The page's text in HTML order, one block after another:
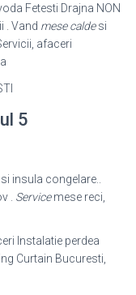
Fetesti Drajna NON
. Vand mese caldesi
afaceri
5
insula congelare..
. Servicemese reci,
Instalatie perdea
Curtain Bucuresti,